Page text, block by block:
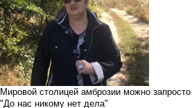
Мировой столицей амброзии можно
"До нас никому нет дела"